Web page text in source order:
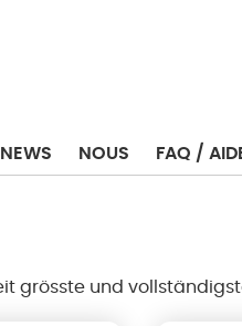
NEWS NOUS FAQ /
grösste und